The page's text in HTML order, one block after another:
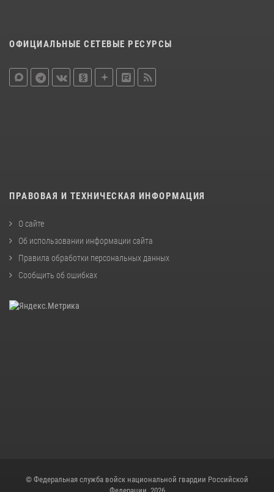
ОФИЦИАЛЬНЫЕ СЕТЕВЫЕ РЕСУРСЫ
ПРАВОВАЯ И ТЕХНИЧЕСКАЯ ИНФОРМАЦИЯ
О сайте
Об использовании информации сайта
Правила обработки персональных данных
Сообщить об ошибках
© Федеральная служба войск национальной гвардии Российской